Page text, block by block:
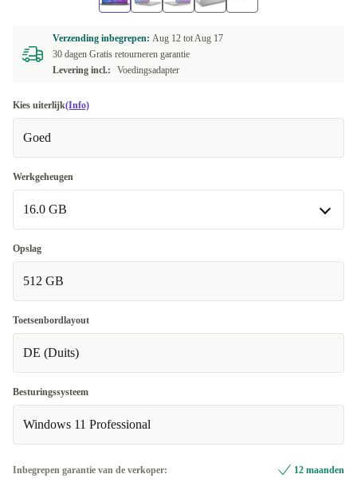
Verzending inbegrepen: Aug 12 totAug 17
30 dagen Gratis retourneren garantie
Levering incl.:
Voedingsadapter
Kies uiterlijk(Info)
Goed
Werkgeheugen
16.0 GB
16.0 GB
32.0 GB
Opslag
512 GB
Toetsenbordlayout
DE (Duits)
Besturingssysteem
Windows 11 Professional
Inbegrepen garantie van de verkoper: 12 maanden